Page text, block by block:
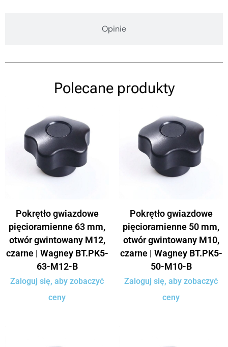
Opinie
Polecane produkty
Pokrętło gwiazdowe
pięcioramienne 63 mm,
otwór gwintowany M12,
czarne | Wagney BT.PK5-
63-M12-B
Zaloguj się, aby zobaczyć
ceny
Pokrętło gwiazdowe
pięcioramienne 50 mm,
otwór gwintowany M10,
czarne | Wagney BT.PK5-
50-M10-B
Zaloguj się, aby zobaczyć
ceny